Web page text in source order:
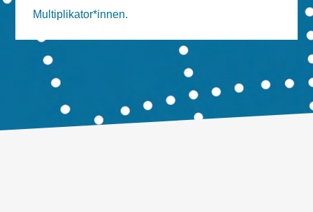
Multiplikator*innen.